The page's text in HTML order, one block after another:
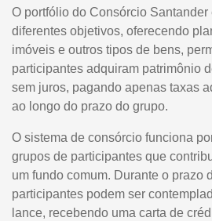
O portfólio do Consórcio
diferentes objetivos, oferecendo
imóveis e outros tipos de bens,
participantes adquiram patrimônio
sem juros, pagando apenas taxas
ao longo do prazo do grupo.
O sistema de consórcio funciona
grupos de participantes que
um fundo comum. Durante o prazo
participantes podem ser
lance, recebendo uma carta de